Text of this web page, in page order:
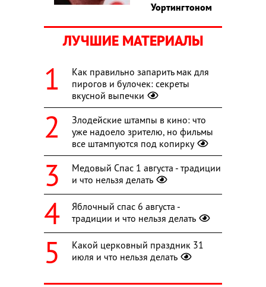
Уортингтоном
ЛУЧШИЕ МАТЕРИАЛЫ
Как правильно запарить мак для
пирогов и булочек: секреты
вкусной выпечки
Злодейские штампы в кино: что
уже надоело зрителю, но фильмы
все штампуются под копирку
Медовый Спас 1 августа - традиции
и что нельзя делать
Яблочный спас 6 августа -
традиции и что нельзя делать
Какой церковный праздник 31
июля и что нельзя делать